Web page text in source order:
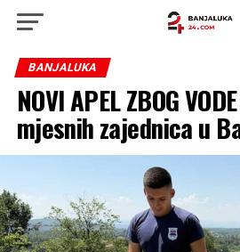
BANJALUKA
NOVI APEL ZBOG
mjesnih zajednica u